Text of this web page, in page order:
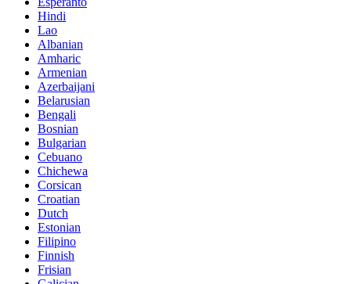
Hindi
Lao
Albanian
Amharic
Armenian
Azerbaijani
Belarusian
Bengali
Bosnian
Bulgarian
Cebuano
Chichewa
Corsican
Croatian
Dutch
Estonian
Filipino
Finnish
Frisian